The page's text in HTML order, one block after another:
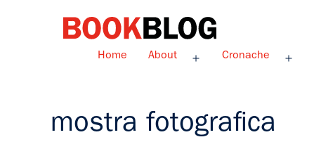
Home About
Apri
Cronache
Apri
mostra fotografica